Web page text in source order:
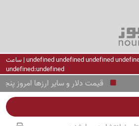
undefined undefined undefined undefined | ساعت
undefined:undefined
قیمت دلار و سایر ارزها امروز پنجشنبه 15 مرداد ؛ دلار چقدر سقوط